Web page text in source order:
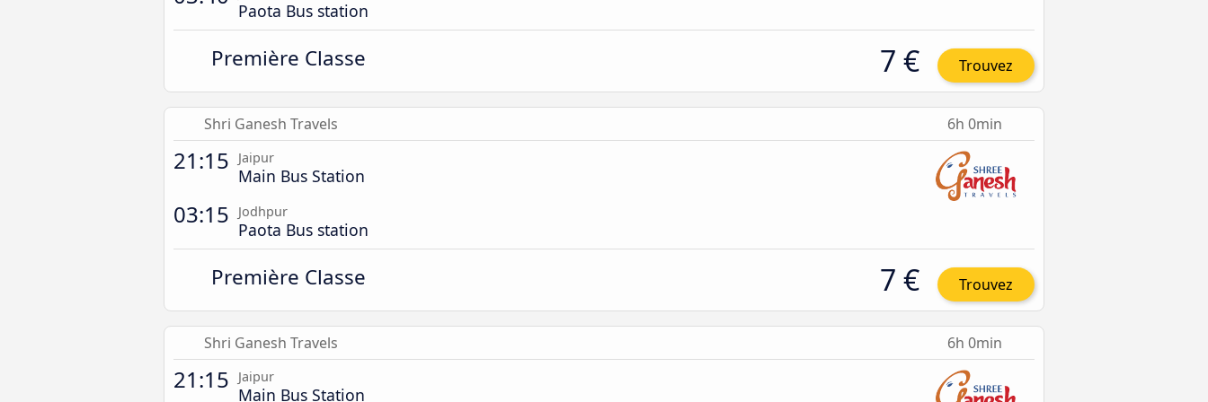
Paota Bus station
Première Classe 7 € Trouvez
Shri Ganesh Travels 6h 0min
21:15 Jaipur
Main Bus Station
03:15 Jodhpur
Paota Bus station
Première Classe 7 € Trouvez
Shri Ganesh Travels 6h 0min
21:15 Jaipur
Main Bus Station